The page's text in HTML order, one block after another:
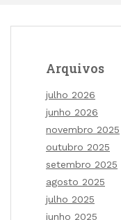
Arquivos
julho 2026
junho 2026
novembro 2025
outubro 2025
setembro 2025
agosto 2025
julho 2025
junho 2025